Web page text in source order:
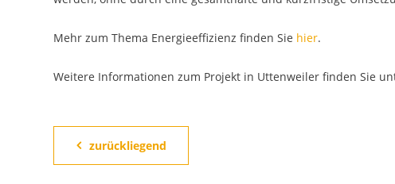
Mehr zum Thema Energieeffizienz finden Sie hier.
Weitere Informationen zum Projekt in Uttenweiler finden Sie
zurückliegend